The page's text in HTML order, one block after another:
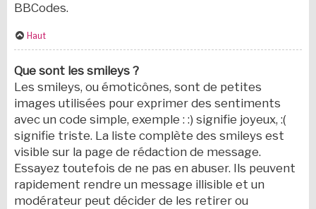
BBCodes.
Haut
Que sont les smileys ?
Les smileys, ou émoticônes, sont de petites
images utilisées pour exprimer des sentiments
avec un code simple, exemple : :) signifie joyeux, :(
signifie triste. La liste complète des smileys est
visible sur la page de rédaction de message.
Essayez toutefois de ne pas en abuser. Ils peuvent
rapidement rendre un message illisible et un
modérateur peut décider de les retirer ou